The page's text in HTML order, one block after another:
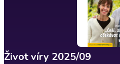
Život víry 2025/09